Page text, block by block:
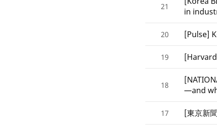
21
in
20 [Pulse]
19
18
—and
17 [東京新